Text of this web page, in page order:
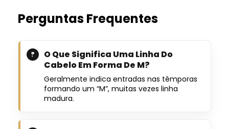
Perguntas Frequentes
O Que Significa Uma Linha Do
Cabelo Em Forma De M?
Geralmente indica entradas nas têmporas
formando um “M”, muitas vezes linha
madura.